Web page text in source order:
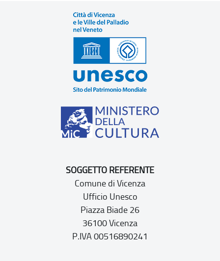
SOGGETTO REFERENTE
Comune di Vicenza
Ufficio Unesco
Piazza Biade 26
36100 Vicenza
P.IVA 00516890241